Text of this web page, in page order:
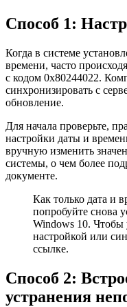
Способ 1:
Когда в системе
времени, часто
с кодом 0x80244022.
синхронизировать с
обновление.
Для начала проверьте,
настройки даты и
вручную изменить
системы, о чем более
документе.
Как только дата и
попробуйте снова
Windows 10. Чтобы
настройкой или
ссылке.
Способ 2:
устранения